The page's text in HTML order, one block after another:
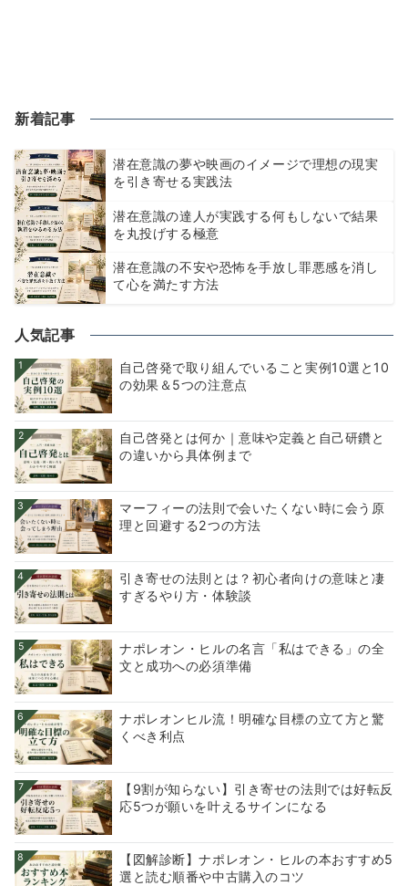
新着記事
潜在意識の夢や映画のイメージで理想の現実
を引き寄せる実践法
潜在意識の達人が実践する何もしないで結果
を丸投げする極意
潜在意識の不安や恐怖を手放し罪悪感を消し
て心を満たす方法
人気記事
1
自己啓発で取り組んでいること実例10選と10
の効果＆5つの注意点
2
自己啓発とは何か｜意味や定義と自己研鑽と
の違いから具体例まで
3
マーフィーの法則で会いたくない時に会う原
理と回避する2つの方法
4
引き寄せの法則とは？初心者向けの意味と凄
すぎるやり方・体験談
5
ナポレオン・ヒルの名言「私はできる」の全
文と成功への必須準備
6
ナポレオンヒル流！明確な目標の立て方と驚
くべき利点
7
【9割が知らない】引き寄せの法則では好転反
応5つが願いを叶えるサインになる
8
【図解診断】ナポレオン・ヒルの本おすすめ5
選と読む順番や中古購入のコツ